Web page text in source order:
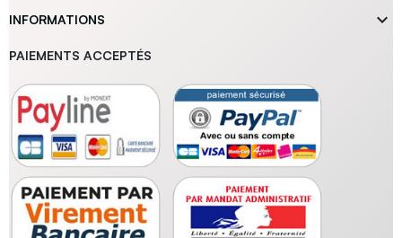
INFORMATIONS 
PAIEMENTS ACCEPTÉS